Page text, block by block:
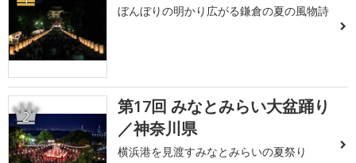
ぼんぼりの明かり広がる鎌倉の夏の風物詩
2
第17回 みなとみらい大盆踊り
／神奈川県
横浜港を見渡すみなとみらいの夏祭り